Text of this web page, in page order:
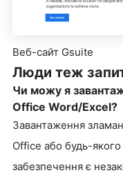
Веб-сайт Gsuite
Люди теж
Чи можу я
Office Word/Excel?
Завантаження
Office або будь-
забезпечення є